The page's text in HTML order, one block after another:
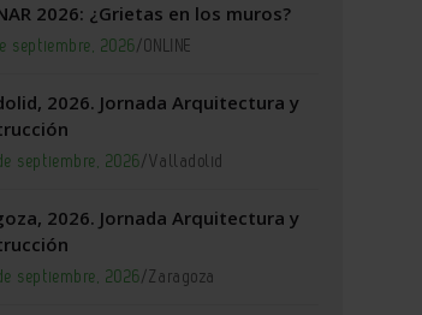
2026: ¿Grietas en los muros?
septiembre, 2026/ONLINE
2026. Jornada Arquitectura y
septiembre, 2026/Valladolid
2026. Jornada Arquitectura y
septiembre, 2026/Zaragoza